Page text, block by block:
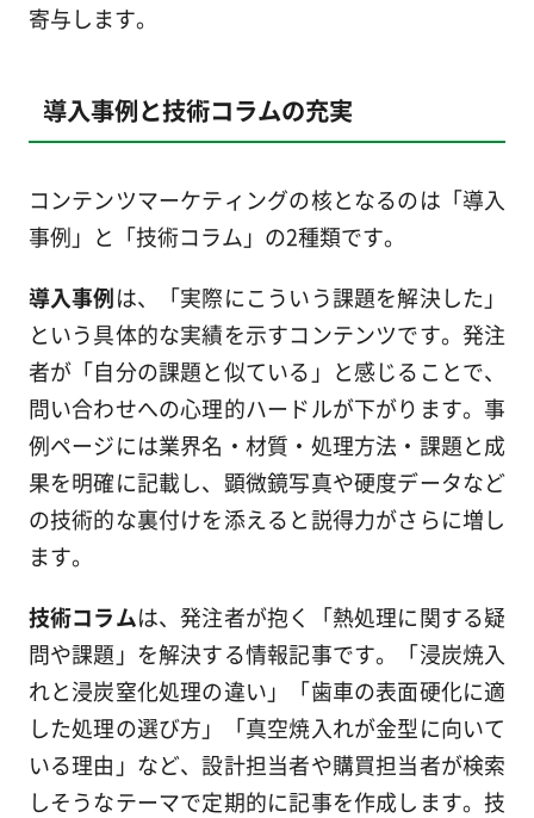
寄与します。
導入事例と技術コラムの充実
コンテンツマーケティングの核となるのは「導入
事例」と「技術コラム」の2種類です。
導入事例は、「実際にこういう課題を解決した」
という具体的な実績を示すコンテンツです。発注
者が「自分の課題と似ている」と感じることで、
問い合わせへの心理的ハードルが下がります。事
例ページには業界名・材質・処理方法・課題と成
果を明確に記載し、顕微鏡写真や硬度データなど
の技術的な裏付けを添えると説得力がさらに増し
ます。
技術コラムは、発注者が抱く「熱処理に関する疑
問や課題」を解決する情報記事です。「浸炭焼入
れと浸炭窒化処理の違い」「歯車の表面硬化に適
した処理の選び方」「真空焼入れが金型に向いて
いる理由」など、設計担当者や購買担当者が検索
しそうなテーマで定期的に記事を作成します。技